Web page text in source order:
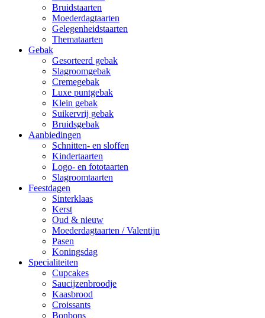
Bruidstaarten
Moederdagtaarten
Gelegenheidstaarten
Themataarten
Gebak
Gesorteerd gebak
Slagroomgebak
Cremegebak
Luxe puntgebak
Klein gebak
Suikervrij gebak
Bruidsgebak
Aanbiedingen
Schnitten- en sloffen
Kindertaarten
Logo- en fototaarten
Slagroomtaarten
Feestdagen
Sinterklaas
Kerst
Oud & nieuw
Moederdagtaarten / Valentijn
Pasen
Koningsdag
Specialiteiten
Cupcakes
Saucijzenbroodje
Kaasbrood
Croissants
Bonbons